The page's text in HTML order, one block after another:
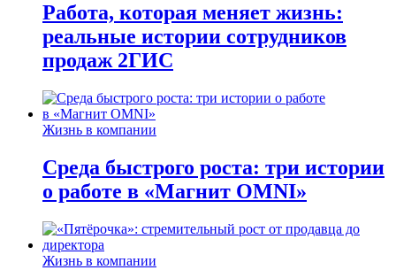
Работа, которая меняет жизнь:
реальные истории сотрудников
продаж 2ГИС
Жизнь в компании
Среда быстрого роста: три истории
о работе в «Магнит OMNI»
Жизнь в компании